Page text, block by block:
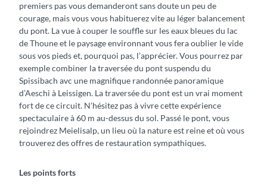
premiers pas vous demanderont sans doute un peu de
courage, mais vous vous habituerez vite au léger balancement
du pont. La vue à couper le souffle sur les eaux bleues du lac
de Thoune et le paysage environnant vous fera oublier le vide
sous vos pieds et, pourquoi pas, l’apprécier. Vous pourrez par
exemple combiner la traversée du pont suspendu du
Spissibach avc une magnifique randonnée panoramique
d’Aeschi à Leissigen. La traversée du pont est un vrai moment
fort de ce circuit. N’hésitez pas à vivre cette expérience
spectaculaire à 60 m au-dessus du sol. Passé le pont, vous
rejoindrez Meielisalp, un lieu où la nature est reine et où vous
trouverez des offres de restauration sympathiques.
Les points forts